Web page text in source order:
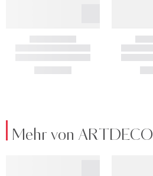
Mehr von ARTDECO